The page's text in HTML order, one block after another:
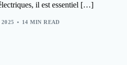
il est essentiel […]
14 MIN READ